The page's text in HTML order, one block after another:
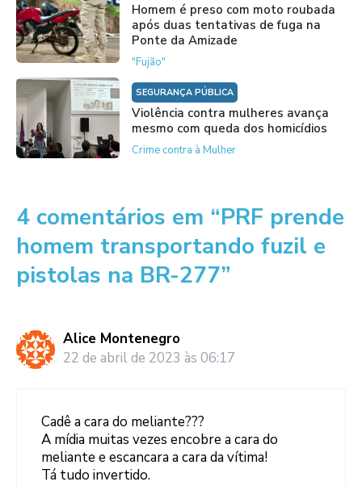
Homem é preso com moto roubada
após duas tentativas de fuga na
Ponte da Amizade
"Fujão"
SEGURANÇA PÚBLICA
Violência contra mulheres avança
mesmo com queda dos homicídios
Crime contra à Mulher
4 comentários em “PRF prende
homem transportando fuzil e
pistolas na BR-277”
Alice Montenegro
22 de abril de 2023 às 06:17
Cadê a cara do meliante???
A mídia muitas vezes encobre a cara do
meliante e escancara a cara da vítima!
Tá tudo invertido.